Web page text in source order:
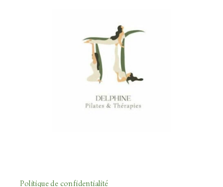
Politique de confidentialité